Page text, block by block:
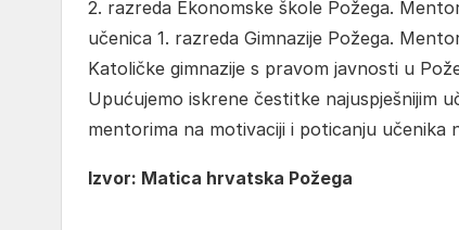
2. razreda Ekonomske škole Požega.
učenica 1. razreda Gimnazije Požega.
Katoličke gimnazije s pravom javnosti u
Upućujemo iskrene čestitke najuspješnijim
mentorima na motivaciji i poticanju učenika
Izvor: Matica hrvatska Požega